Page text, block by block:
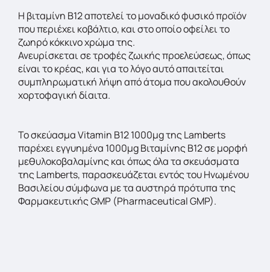
Η βιταμίνη Β12 αποτελεί το μοναδικό φυσικό προϊόν
που περιέχει κοβάλτιο, και στο οποίο οφείλει το
ζωηρό κόκκινο χρώμα της.
Ανευρίσκεται σε τροφές ζωικής προελεύσεως, όπως
είναι το κρέας, και για το λόγο αυτό απαιτείται
συμπληρωματική λήψη από άτομα που ακολουθούν
χορτοφαγική δίαιτα.
To σκεύασμα Vitamin B12 1000μg της Lamberts
παρέχει εγγυημένα 1000μg Βιταμίνης Β12 σε μορφή
μεθυλοκοβαλαμίνης και όπως όλα τα σκευάσματα
της Lamberts, παρασκευάζεται εντός του Ηνωμένου
Βασιλείου σύμφωνα με τα αυστηρά πρότυπα της
Φαρμακευτικής GMP (Pharmaceutical GMP).